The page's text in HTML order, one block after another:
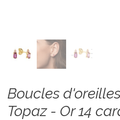
Boucles
Topaz - Or 14